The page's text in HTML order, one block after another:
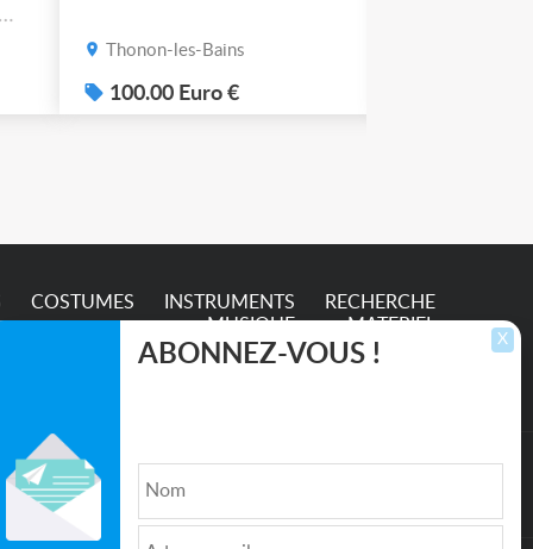
Thonon-les-Bains
100.00 Euro €
COSTUMES
INSTRUMENTS
MUSIQUE
RECHERCHE
MATERIEL
et de l'Entertainment
X
ABONNEZ-VOUS !